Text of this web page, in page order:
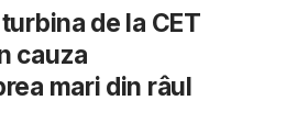
de la CET
cauza
mari din râul